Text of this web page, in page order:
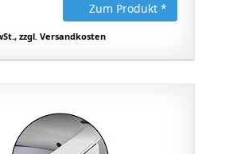
Zum Produkt *
zzgl. Versandkosten